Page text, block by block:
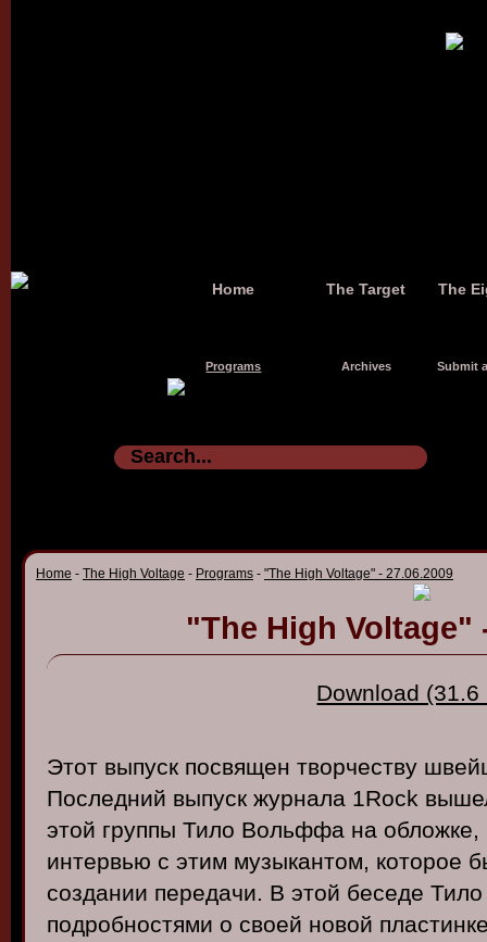
Home The Target The
Programs Archives Submit
Home - The High Voltage - Programs - "The High Voltage" - 27.06.2009
"The High Voltage"
Download (31.6
Этот выпуск посвящен творчеству шв
Последний выпуск журнала 1Rock в
этой группы Тило Вольффа на обложке,
интервью с этим музыкантом, которое
создании передачи. В этой беседе Тило
подробностями о своей новой